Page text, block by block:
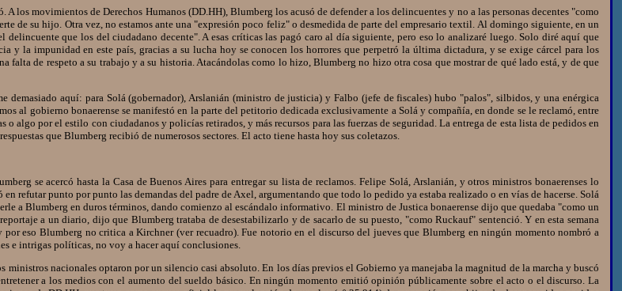
los movimientos de Derechos Humanos (DD.HH), Blumberg los acusó de defender a los delincuentes y no a las personas decentes "como
de su hijo. Otra vez, no estamos ante una "expresión poco feliz" o desmedida de parte del empresario textil. Al domingo siguiente, en un
que los del ciudadano decente". A esas críticas las pagó caro al día siguiente, pero eso lo analizaré luego. Solo diré aquí que
la impunidad en este país, gracias a su lucha hoy se conocen los horrores que perpetró la última dictadura, y se exige cárcel para los
de respeto a su trabajo y a su historia. Atacándolas como lo hizo, Blumberg no hizo otra cosa que mostrar de qué lado está, y de que
aquí: para Solá (gobernador), Arslanián (ministro de justicia) y Falbo (jefe de fiscales) hubo "palos", silbidos, y una enérgica
al gobierno bonaerense se manifestó en la parte del petitorio dedicada exclusivamente a Solá y compañía, en donde se le reclamó, entre
por el estilo con ciudadanos y policías retirados, y más recursos para las fuerzas de seguridad. La entrega de esta lista de pedidos en
que Blumberg recibió de numerosos sectores. El acto tiene hasta hoy sus coletazos.
se acercó hasta la Casa de Buenos Aires para entregar su lista de reclamos. Felipe Solá, Arslanián, y otros ministros bonaerenses lo
refutar punto por punto las demandas del padre de Axel, argumentando que todo lo pedido ya estaba realizado o en vías de hacerse. Solá
a Blumberg en duros términos, dando comienzo al escándalo informativo. El ministro de Justica bonaerense dijo que quedaba "como un
a un diario, dijo que Blumberg trataba de desestabilizarlo y de sacarlo de su puesto, "como Ruckauf" sentenció. Y en esta semana
eso Blumberg no critica a Kirchner (ver recuadro). Fue notorio en el discurso del jueves que Blumberg en ningún momento nombró a
e intrigas políticas, no voy a hacer aquí conclusiones.
nacionales optaron por un silencio casi absoluto. En los días previos el Gobierno ya manejaba la magnitud de la marcha y buscó
a los medios con el aumento del sueldo básico. En ningún momento emitió opinión públicamente sobre el acto o el discurso. La